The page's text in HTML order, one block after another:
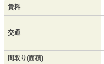
賃料
交通
間取り(面積)